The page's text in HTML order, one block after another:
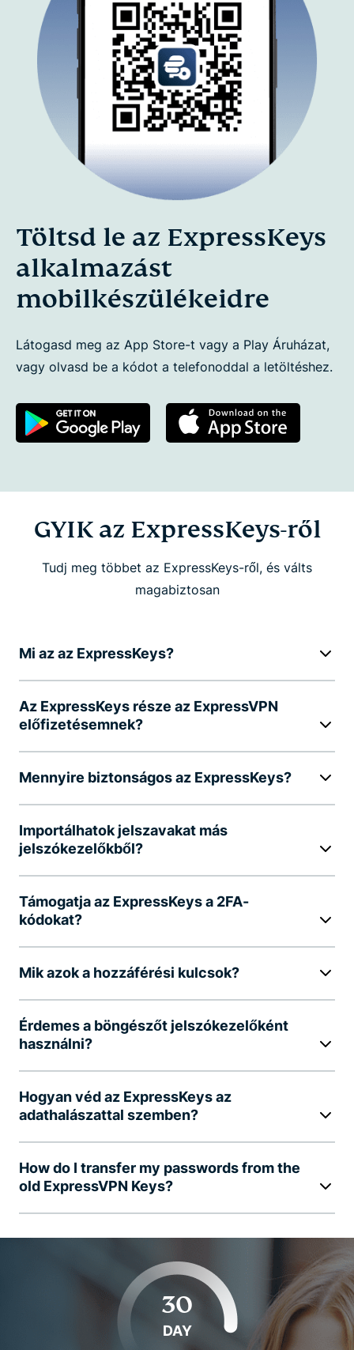
Töltsd le az ExpressKeys
alkalmazást
mobilkészülékeidre
Látogasd meg az App Store-t vagy a Play Áruházat,
vagy olvasd be a kódot a telefonoddal a letöltéshez.
GYIK az ExpressKeys-ről
Tudj meg többet az ExpressKeys-ről, és válts
magabiztosan
Mi az az ExpressKeys?
Az ExpressKeys része az ExpressVPN
előfizetésemnek?
Mennyire biztonságos az ExpressKeys?
Importálhatok jelszavakat más
jelszókezelőkből?
Támogatja az ExpressKeys a 2FA-
kódokat?
Mik azok a hozzáférési kulcsok?
Érdemes a böngészőt jelszókezelőként
használni?
Hogyan véd az ExpressKeys az
adathalászattal szemben?
How do I transfer my passwords from the
old ExpressVPN Keys?
30
DAY